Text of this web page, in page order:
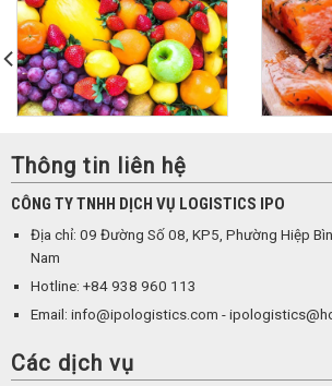
Thông tin liên hệ
CÔNG TY TNHH DỊCH VỤ LOGISTICS IPO
Địa chỉ: 09 Đường Số 08, KP5, Phường Hiệp
Nam
Hotline: +84 938 960 113
Email: info@ipologistics.com -
Các dịch vụ